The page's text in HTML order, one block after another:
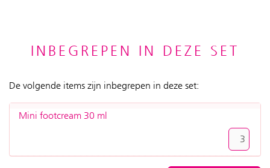
INBEGREPEN IN DEZE SET
De volgende items zijn inbegrepen in deze set:
Mini footcream 30 ml